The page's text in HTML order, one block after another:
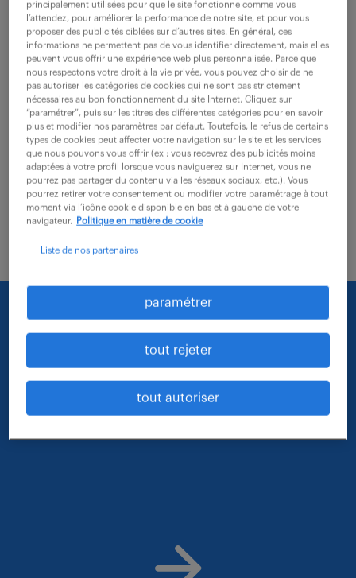
Au sein d'une équipe de 7 personnes, vous assurez
les flux logistique liés à l'expédition des produits finis
(machines + accessoires), Vos missions : - Organiser
l'expédition de matériels...
voir l'offre
Nous faisons le maximum pour trouver un emploi
qui vous correspond parmi nos offres :
- métier et compétences : agent de reception-
principalement utilisées pour que le site fonctionne comme vous
l’attendez, pour améliorer la performance de notre site, et pour vous
proposer des publicités ciblées sur d’autres sites. En général, ces
informations ne permettent pas de vous identifier directement, mais elles
peuvent vous offrir une expérience web plus personnalisée. Parce que
nous respectons votre droit à la vie privée, vous pouvez choisir de ne
pas autoriser les catégories de cookies qui ne sont pas strictement
nécessaires au bon fonctionnement du site Internet. Cliquez sur
“paramétrer”, puis sur les titres des différentes catégories pour en savoir
plus et modifier nos paramètres par défaut. Toutefois, le refus de certains
types de cookies peut affecter votre navigation sur le site et les services
que nous pouvons vous offrir (ex : vous recevrez des publicités moins
adaptées à votre profil lorsque vous naviguerez sur Internet, vous ne
pourrez pas partager du contenu via les réseaux sociaux, etc.). Vous
pourrez retirer votre consentement ou modifier votre paramétrage à tout
moment via l’icône cookie disponible en bas et à gauche de votre
navigateur.
Politique en matière de cookie
Liste de nos partenaires
paramétrer
tout rejeter
tout autoriser